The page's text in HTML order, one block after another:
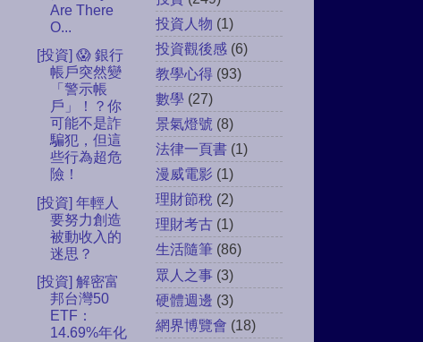
Are There
O...
[投資] 😱 銀行
帳戶突然變
「警示帳
戶」！？你
可能不是詐
騙犯，但這
些行為超危
險！
[投資] 年輕人
要努力創造
被動收入的
迷思？
[投資] 解密富
邦台灣50
ETF：
14.69%年化
投資人物 (1)
投資觀後感 (6)
教學心得 (93)
數學 (27)
景氣燈號 (8)
法律一頁書 (1)
漫威電影 (1)
理財節稅 (2)
理財考古 (1)
生活隨筆 (86)
眾人之事 (3)
硬體週邊 (3)
網界博覽會 (18)